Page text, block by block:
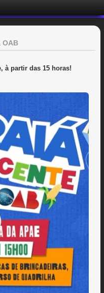
OAB
à partir das 15 horas!